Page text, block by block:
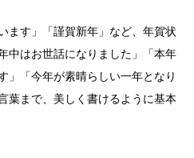
ます」「謹賀新年」など、年賀状
中はお世話になりました」「本年
」「今年が素晴らしい一年となり
葉まで、美しく書けるように基本